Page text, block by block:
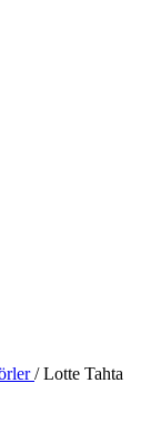
/ Lotte Tahta